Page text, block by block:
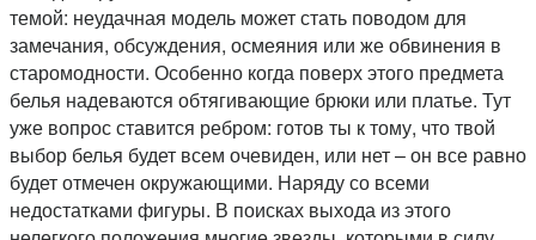
темой: неудачная модель может стать поводом для
замечания, обсуждения, осмеяния или же обвинения в
старомодности. Особенно когда поверх этого предмета
белья надеваются обтягивающие брюки или платье. Тут
уже вопрос ставится ребром: готов ты к тому, что твой
выбор белья будет всем очевиден, или нет – он все равно
будет отмечен окружающими. Наряду со всеми
недостатками фигуры. В поисках выхода из этого